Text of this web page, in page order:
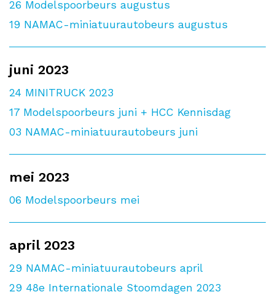
26 Modelspoorbeurs augustus
19 NAMAC-miniatuurautobeurs augustus
juni 2023
24 MINITRUCK 2023
17 Modelspoorbeurs juni + HCC Kennisdag
03 NAMAC-miniatuurautobeurs juni
mei 2023
06 Modelspoorbeurs mei
april 2023
29 NAMAC-miniatuurautobeurs april
29 48e Internationale Stoomdagen 2023